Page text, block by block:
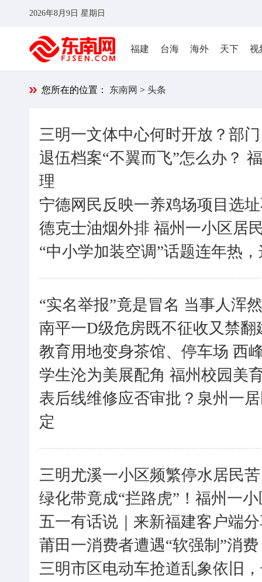
2026年8月9日 星期日
福建 台海 海外 天下 视
您所在的位置： 东南网 > 头条
三明一文体中心何时开放？部
退伍档案“不翼而飞”怎么办？
理
宁德网民反映一养鸡场项目选
德克士油烟外排 福州一小区居
“中小学加装空调”话题连年热
“实名举报”竟是冒名 当事人浑
南平一D级危房既不征收又禁
教育用地变身茶馆、停车场 西
学生沦为美展配角 福州校园美
表后线维修应否审批？泉州一
定
三明尤溪一小区频繁停水居民
绿化带竟成“拦路虎”！福州一
五一有话说｜来新福建客户端
莆田一消费者遭遇“软强制”消
三明市区电动车抢道乱象依旧